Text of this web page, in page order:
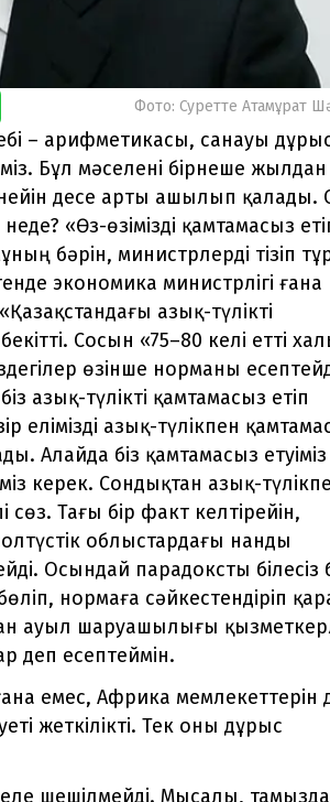
Фото: Суретте Атамұрат
– арифметикасы, санауы
Бұл мәселені бірнеше жылдан
десе арты ашылып қалады.
«Өз-өзімізді қамтамасыз
бәрін, министрлерді тізіп
экономика министрлігі ғана
азық-түлікті
Сосын «75–80 келі етті
өзінше норманы
азық-түлікті қамтамасыз етіп
азық-түлікпен
Алайда біз қамтамасыз
керек. Сондықтан азық-
Тағы бір факт келтірейін,
облыстардағы нанды
Осындай парадоксты білесіз
нормаға сәйкестендіріп
ауыл шаруашылығы
деп есептеймін.
емес, Африка мемлекеттерін
жеткілікті. Тек оны дұрыс
шешілмейді. Мысалы,